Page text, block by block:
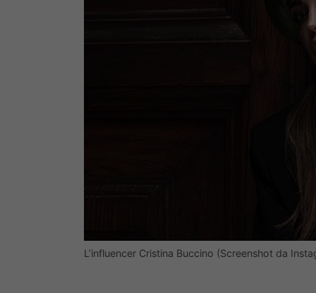
L’influencer Cristina Buccino (Screenshot da